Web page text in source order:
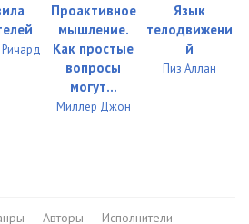
01:15
Проактивное
мышление.
Как простые
вопросы
могут...
Миллер Джон
Язык
телодвижени
й
Пиз Аллан
Авторы Исполнители